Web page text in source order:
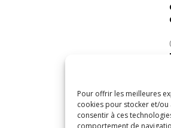
Pour offrir les meilleures
cookies pour stocker et/
consentir à ces
comportement de